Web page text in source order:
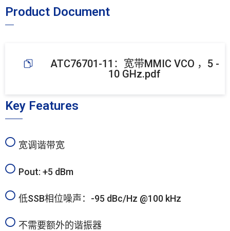
Product Document
ATC76701-11：宽带MMIC VCO ，5 -
10 GHz.pdf
Key Features
宽调谐带宽
Pout: +5 dBm
低SSB相位噪声：-95 dBc/Hz @100 kHz
不需要额外的谐振器